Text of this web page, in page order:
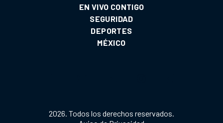
EN VIVO CONTIGO
SEGURIDAD
DEPORTES
MÉXICO
2026. Todos los derechos reservados.